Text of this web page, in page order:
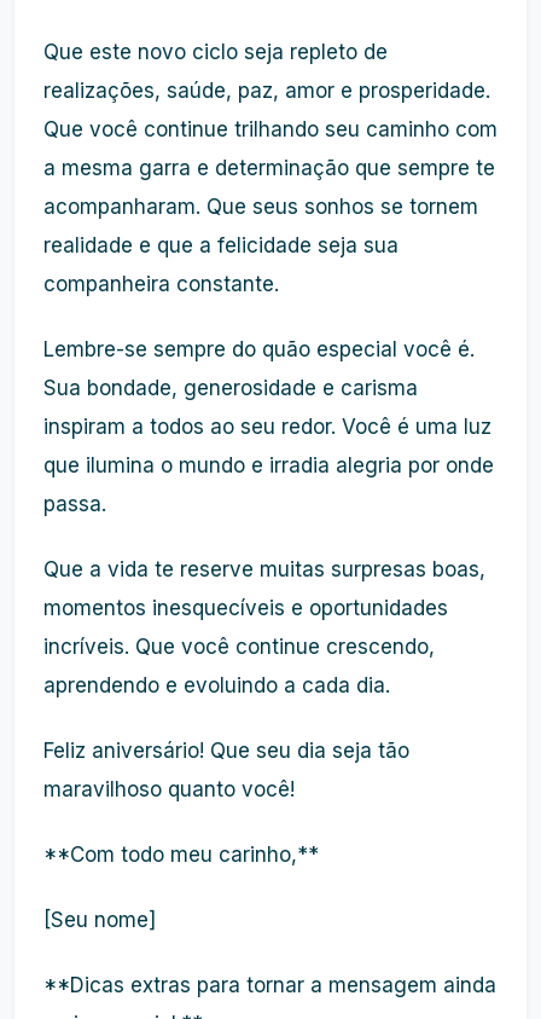
Que este novo ciclo seja repleto de
realizações, saúde, paz, amor e prosperidade.
Que você continue trilhando seu caminho com
a mesma garra e determinação que sempre te
acompanharam. Que seus sonhos se tornem
realidade e que a felicidade seja sua
companheira constante.
Lembre-se sempre do quão especial você é.
Sua bondade, generosidade e carisma
inspiram a todos ao seu redor. Você é uma luz
que ilumina o mundo e irradia alegria por onde
passa.
Que a vida te reserve muitas surpresas boas,
momentos inesquecíveis e oportunidades
incríveis. Que você continue crescendo,
aprendendo e evoluindo a cada dia.
Feliz aniversário! Que seu dia seja tão
maravilhoso quanto você!
**Com todo meu carinho,**
[Seu nome]
**Dicas extras para tornar a mensagem ainda